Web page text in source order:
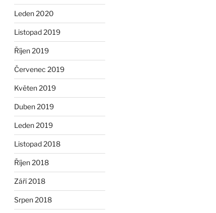
Leden 2020
Listopad 2019
Říjen 2019
Červenec 2019
Květen 2019
Duben 2019
Leden 2019
Listopad 2018
Říjen 2018
Září 2018
Srpen 2018